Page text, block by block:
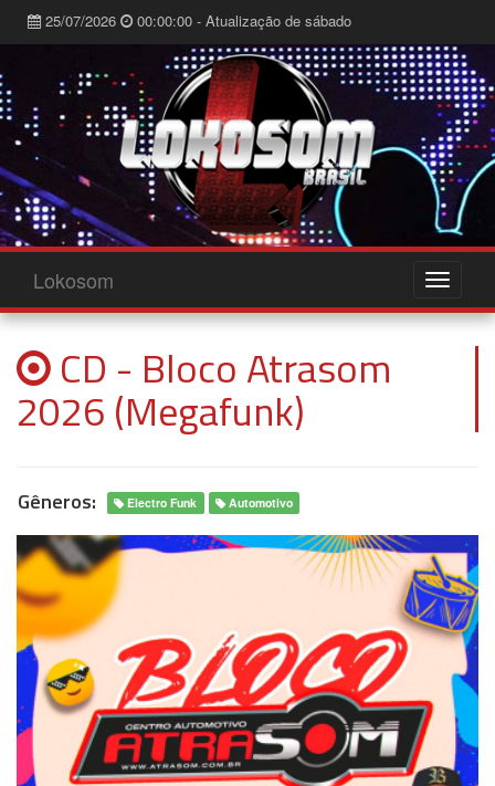
25/07/2026 00:00:00 - Atualização de sábado
Lokosom
CD - Bloco Atrasom
2026 (Megafunk)
Gêneros: Electro Funk Automotivo